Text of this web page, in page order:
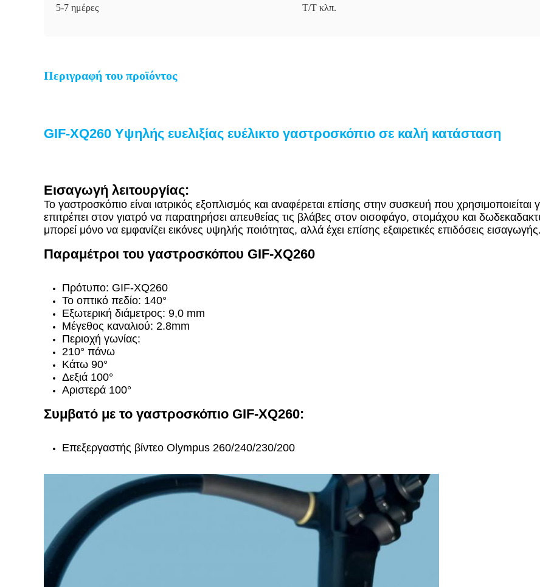
5-7 ημέρες Τ/Τ κλπ.
Περιγραφή του προϊόντος
GIF-XQ260 Υψηλής ευελιξίας ευέλικτο γαστροσκόπιο σε καλή κατάσταση
Εισαγωγή λειτουργίας:
Το γαστροσκόπιο είναι ιατρικός εξοπλισμός και αναφέρεται επίσης στην συσκευή που χρησιμοποιείται
επιτρέπει στον γιατρό να παρατηρήσει απευθείας τις βλάβες στον οισοφάγο, στομάχου και
μπορεί μόνο να εμφανίζει εικόνες υψηλής ποιότητας, αλλά έχει επίσης εξαιρετικές επιδόσεις εισαγωγής.
Παραμέτροι του γαστροσκόπου GIF-XQ260
Πρότυπο: GIF-XQ260
Το οπτικό πεδίο: 140°
Εξωτερική διάμετρος: 9,0 mm
Μέγεθος καναλιού: 2.8mm
Περιοχή γωνίας:
210° πάνω
Κάτω 90°
Δεξιά 100°
Αριστερά 100°
Συμβατό με το γαστροσκόπιο GIF-XQ260:
Επεξεργαστής βίντεο Olympus 260/240/230/200